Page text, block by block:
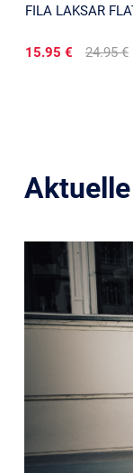
FILA LAKSAR
15.95 € 24.95 €